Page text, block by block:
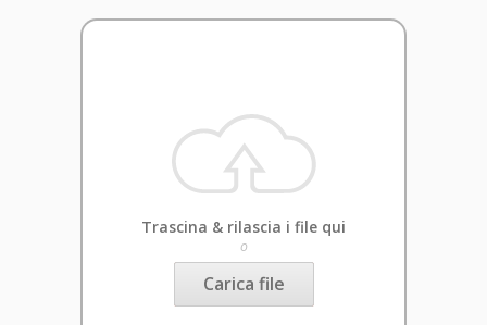
Trascina & rilascia i file qui
o
Carica file